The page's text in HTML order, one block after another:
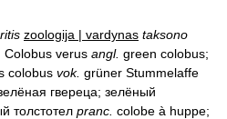
zoologija | vardynas taksono
Colobus verus angl. green colobus;
colobus vok. grüner Stummelaffe
гвереца; зелёный
толстотел pranc. colobe à huppe;